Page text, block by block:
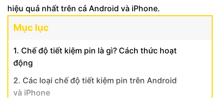
hiệu quả nhất trên cả Android và iPhone.
Mục lục
1. Chế độ tiết kiệm pin là gì? Cách thức hoạt
động
2. Các loại chế độ tiết kiệm pin trên Android
và iPhone